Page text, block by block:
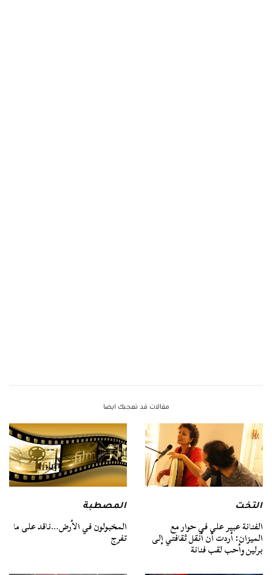
مقالات قد تعجبك ايضا
التخت
الفنانة عبير علي في حوار مع
الميزان: أردت أن أنقل ثقافتي إلى
برلين وأحب لقب فنانة
المصطبة
المخبولون في الأرض…ناقد على ما
تفرج